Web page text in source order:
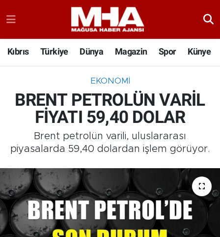
Kıbrıs Türkiye Dünya Magazin Spor Künye
EKONOMI
BRENT PETROLÜN VARİL
FİYATI 59,40 DOLAR
Brent petrolün varili, uluslararası
piyasalarda 59,40 dolardan işlem görüyor.